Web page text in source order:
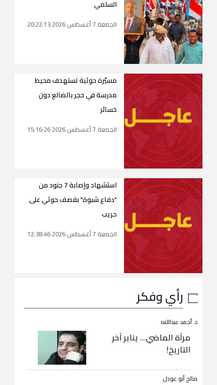
السلمي
الجمعة 7 أغسطس 2026 20:22:13
مسيّرة حوثية تستهدف محيط
مدرسة في حجر بالضالع دون
خسائر
الجمعة 7 أغسطس 2026 15:16:26
استشهاد وإصابة 7 جنود من
"دفاع شبوة" بقصف حوثي على
حريب
الجمعة 7 أغسطس 2026 12:38:46
رأي وفكر
د. أحمد عبداللاه
مرآة الماضي… يناير آخر
التاريخ!
صالح أبو عوذل